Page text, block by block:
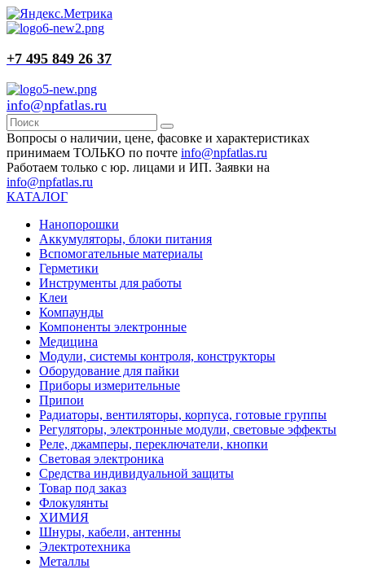
+7 495 849 26 37
info@npfatlas.ru
Вопросы о наличии, цене, фасовке и характеристиках
принимаем ТОЛЬКО по почте info@npfatlas.ru
Работаем только с юр. лицами и ИП. Заявки на
info@npfatlas.ru
КАТАЛОГ
Нанопорошки
Аккумуляторы, блоки питания
Вспомогательные материалы
Герметики
Инструменты для работы
Клеи
Компаунды
Компоненты электронные
Медицина
Модули, системы контроля, конструкторы
Оборудование для пайки
Приборы измерительные
Припои
Радиаторы, вентиляторы, корпуса, готовые группы
Регуляторы, электронные модули, световые эффекты
Реле, джамперы, переключатели, кнопки
Световая электроника
Средства индивидуальной защиты
Товар под заказ
Флокулянты
ХИМИЯ
Шнуры, кабели, антенны
Электротехника
Металлы